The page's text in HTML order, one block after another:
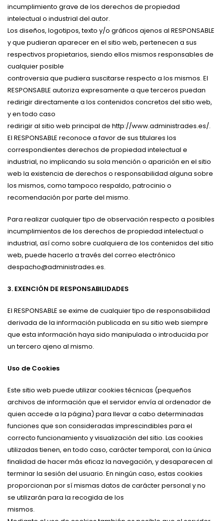
incumplimiento grave de los derechos de propiedad
intelectual o industrial del autor.
Los diseños, logotipos, texto y/o gráficos ajenos al RESPONSABLE
y que pudieran aparecer en el sitio web, pertenecen a sus
respectivos propietarios, siendo ellos mismos responsables de
cualquier posible
controversia que pudiera suscitarse respecto a los mismos. El
RESPONSABLE autoriza expresamente a que terceros puedan
redirigir directamente a los contenidos concretos del sitio web,
y en todo caso
redirigir al sitio web principal de http://www.administrades.es/.
El RESPONSABLE reconoce a favor de sus titulares los
correspondientes derechos de propiedad intelectual e
industrial, no implicando su sola mención o aparición en el sitio
web la existencia de derechos o responsabilidad alguna sobre
los mismos, como tampoco respaldo, patrocinio o
recomendación por parte del mismo.
Para realizar cualquier tipo de observación respecto a posibles
incumplimientos de los derechos de propiedad intelectual o
industrial, así como sobre cualquiera de los contenidos del sitio
web, puede hacerlo a través del correo electrónico
despacho@administrades.es.
3. EXENCIÓN DE RESPONSABILIDADES
El RESPONSABLE se exime de cualquier tipo de responsabilidad
derivada de la información publicada en su sitio web siempre
que esta información haya sido manipulada o introducida por
un tercero ajeno al mismo.
Uso de Cookies
Este sitio web puede utilizar cookies técnicas (pequeños
archivos de información que el servidor envía al ordenador de
quien accede a la página) para llevar a cabo determinadas
funciones que son consideradas imprescindibles para el
correcto funcionamiento y visualización del sitio. Las cookies
utilizadas tienen, en todo caso, carácter temporal, con la única
finalidad de hacer más eficaz la navegación, y desaparecen al
terminar la sesión del usuario. En ningún caso, estas cookies
proporcionan por sí mismas datos de carácter personal y no
se utilizarán para la recogida de los
mismos.